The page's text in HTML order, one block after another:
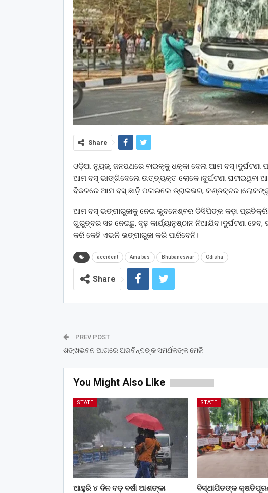
Share
ଓଡ଼ିଆ ନ୍ୟୁଜ୍: ଜନପଥରେ ବାଇକ୍‌କୁ ଧକ୍କା ଦେଲା ଆମ
ଆମ ବସ୍ ଭାଙ୍ଗିଦେଲେ ଉତ୍ତ୍ୟକ୍ତ ଲୋକେ।ଦୁର୍ଘଟଣା ଘଟାଇଥିବା
ବିକଳରେ ଆମ ବସ୍‌ ଛାଡ଼ି ପଳାଇଲେ ଡ୍ରାଇଭର, କଣ୍ଡକ୍ଟର।ଲୋକଙ୍କୁ
ଆମ ବସ୍ ଭଙ୍ଗାରୁଜାକୁ ନେଇ ଭୁବନେଶ୍ବର ଡିସିପିଙ୍କ କଡ଼ା
ଗୁରୁତ୍ବର ସହ ନେଇଛୁ, ଦୃଢ଼ କାର୍ଯ୍ୟାନୁଷ୍ଠାନ ନିଆଯିବ।ଦୁର୍ଘଟଣା ହେବ,
କରି କେହି ଏଭଳି ଭଙ୍ଗାରୁଜା କରି ପାରିବେନି।
accident Ama bus Bhubaneswar Odisha
Share
PREV POST
ଶଙ୍ଖଭବନ ଆଗରେ ଅରବିନ୍ଦଙ୍କ ସମର୍ଥକଙ୍କ ମେଳି
You Might Also Like
STATE
ଆହୁରି ୪ ଦିନ ବଡ଼ ବର୍ଷା ଆଶଙ୍କା
STATE
ବିସ୍ଥାପିତଙ୍କ